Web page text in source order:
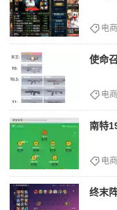
电
使命
电
南特
电
终末